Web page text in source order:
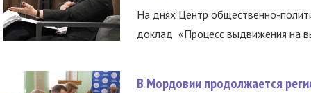
На днях Центр общественно-
доклад «Процесс выдвижения на
В Мордовии продолжается